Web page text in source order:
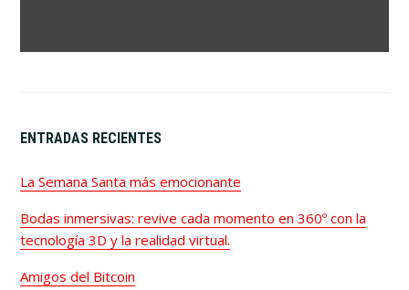
ENTRADAS RECIENTES
La Semana Santa más emocionante
Bodas inmersivas: revive cada momento en 360º con la
tecnología 3D y la realidad virtual.
Amigos del Bitcoin